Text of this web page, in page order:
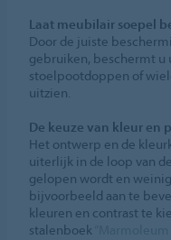
Laat meubilair soepel
Door de juiste
gebruiken, beschermt u
stoelpootdoppen of
uitzien.
De keuze van kleur en
Het ontwerp en de
uiterlijk in de loop van
gelopen wordt en
bijvoorbeeld aan te
kleuren en contrast te
stalenboek